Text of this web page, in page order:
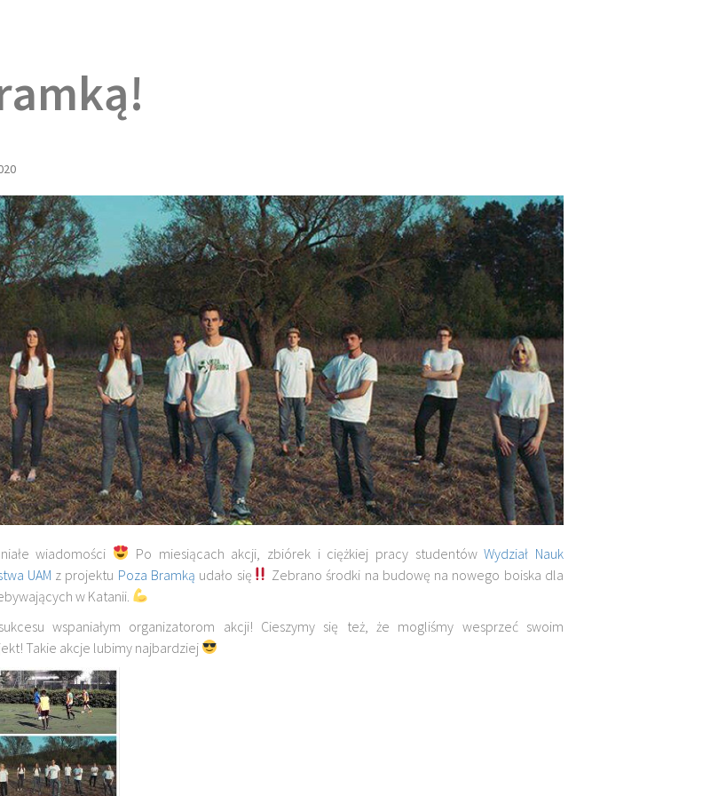
wiadomości Po miesiącach akcji, zbiórek i ciężkiej pracy studentówWydział Nauk
UAM z projektu Poza Bramką udało się
Zebrano środki na budowę na nowego boiska dla
w Katanii.
wspaniałym organizatorom akcji! Cieszymy się też, że mogliśmy wesprzeć swoim
Takie akcje lubimy najbardziej